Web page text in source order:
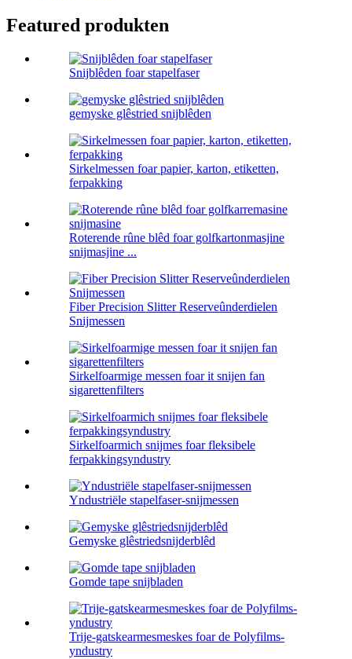
Featured produkten
Snijblêden foar stapelfaser
gemyske glêstried snijblêden
Sirkelmessen foar papier, karton, etiketten,
ferpakking
Roterende rûne blêd foar golfkartonmasjine
snijmasjine ...
Fiber Precision Slitter Reserveûnderdielen
Snijmessen
Sirkelfoarmige messen foar it snijen fan
sigarettenfilters
Sirkelfoarmich snijmes foar fleksibele
ferpakkingsyndustry
Yndustriële stapelfaser-snijmessen
Gemyske glêstriedsnijderblêd
Gomde tape snijbladen
Trije-gatskearmesmeskes foar de Polyfilms-
yndustry